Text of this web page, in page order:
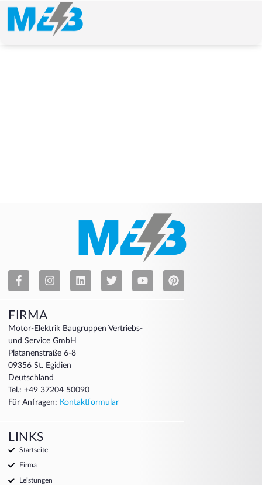
FIRMA
Motor-Elektrik Baugruppen Vertriebs-
und Service GmbH
Platanenstraße 6-8
09356 St. Egidien
Deutschland
Tel.: +49 37204 50090
Für Anfragen: Kontaktformular
LINKS
Startseite
Firma
Leistungen